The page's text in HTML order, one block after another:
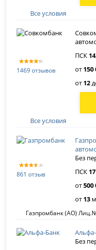
Все условия
1469 отзывов
ПСК 14
от 150
от 12
Все условия
861 отзыв
Без
ПСК 17
от500
от 13
Газпромбанк (АО)
Без